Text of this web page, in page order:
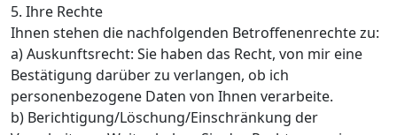
5. Ihre Rechte
Ihnen stehen die nachfolgenden Betroffenenrechte zu:
a) Auskunftsrecht: Sie haben das Recht, von mir eine
Bestätigung darüber zu verlangen, ob ich
personenbezogene Daten von Ihnen verarbeite.
b) Berichtigung/Löschung/Einschränkung der